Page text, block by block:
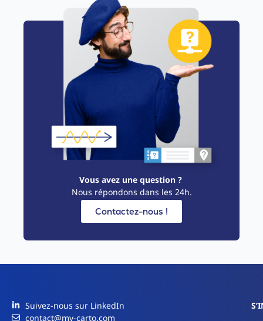
Vous avez une question ?
Nous répondons dans les 24h.
Contactez-nous !
Suivez-nous sur LinkedIn
contact@my-carto.com